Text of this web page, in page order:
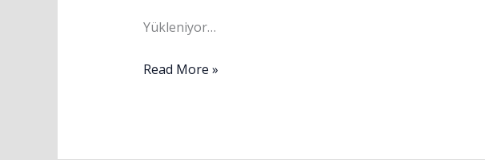
Yükleniyor…
Read More »